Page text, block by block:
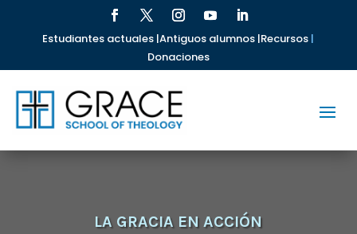
Estudiantes actuales |Antiguos alumnos |Recursos |
Donaciones
LA GRACIA EN ACCIÓN